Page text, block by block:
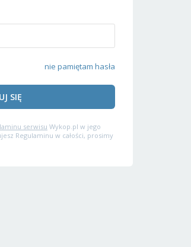
nie pamiętam hasła
SIĘ
serwisu Wykop.pl w jego
Regulaminu w całości, prosimy